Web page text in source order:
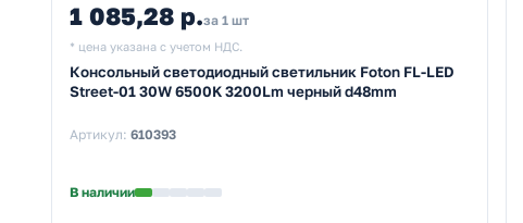
1 085,28 р.за 1 шт
* цена указана с учетом НДС.
Консольный светодиодный светильник Foton FL-LED
Street-01 30W 6500K 3200Lm черный d48mm
Артикул: 610393
В наличии